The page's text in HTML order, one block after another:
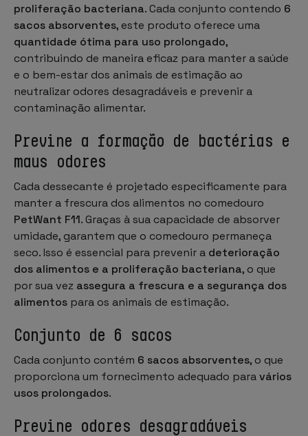
proliferação bacteriana. Cada conjunto contendo 6
sacos absorventes, este produto oferece uma
quantidade ótima para uso prolongado,
contribuindo de maneira eficaz para manter a saúde
e o bem-estar dos animais de estimação ao
neutralizar odores desagradáveis e prevenir a
contaminação alimentar.
Previne a formação de bactérias e
maus odores
Cada dessecante é projetado especificamente para
manter a frescura dos alimentos no comedouro
PetWant F11. Graças à sua capacidade de absorver
umidade, garantem que o comedouro permaneça
seco. Isso é essencial para prevenir a deterioração
dos alimentos e a proliferação bacteriana, o que
por sua vez assegura a frescura e a segurança dos
alimentos para os animais de estimação.
Conjunto de 6 sacos
Cada conjunto contém 6 sacos absorventes, o que
proporciona um fornecimento adequado paravários
usos prolongados.
Previne odores desagradáveis